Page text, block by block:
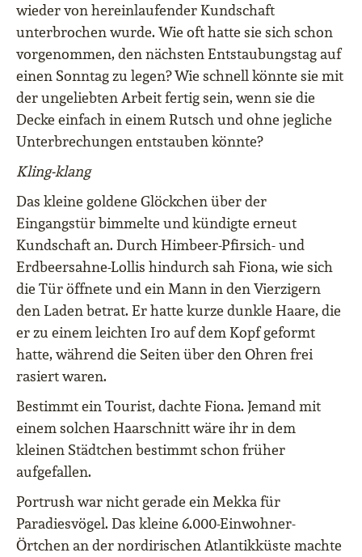
wieder von hereinlaufender Kundschaft
unterbrochen wurde. Wie oft hatte sie sich schon
vorgenommen, den nächsten Entstaubungstag auf
einen Sonntag zu legen? Wie schnell könnte sie mit
der ungeliebten Arbeit fertig sein, wenn sie die
Decke einfach in einem Rutsch und ohne jegliche
Unterbrechungen entstauben könnte?
Kling-klang
Das kleine goldene Glöckchen über der
Eingangstür bimmelte und kündigte erneut
Kundschaft an. Durch Himbeer-Pfirsich- und
Erdbeersahne-Lollis hindurch sah Fiona, wie sich
die Tür öffnete und ein Mann in den Vierzigern
den Laden betrat. Er hatte kurze dunkle Haare, die
er zu einem leichten Iro auf dem Kopf geformt
hatte, während die Seiten über den Ohren frei
rasiert waren.
Bestimmt ein Tourist, dachte Fiona. Jemand mit
einem solchen Haarschnitt wäre ihr in dem
kleinen Städtchen bestimmt schon früher
aufgefallen.
Portrush war nicht gerade ein Mekka für
Paradiesvögel. Das kleine 6.000-Einwohner-
Örtchen an der nordirischen Atlantikküste machte